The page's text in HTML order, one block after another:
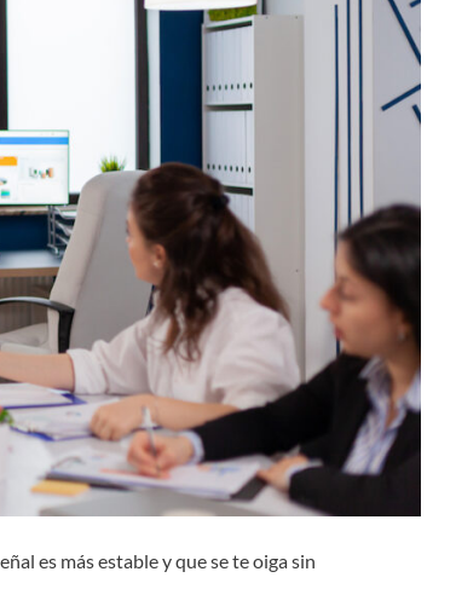
es más estable y que se te oiga sin